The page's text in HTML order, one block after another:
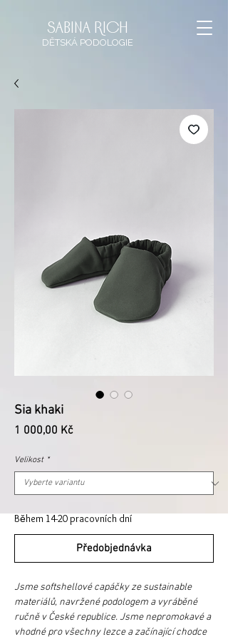
sabina rich
DĚTSKÁ PODOLOGIE
Sia khaki
1 000,00 KčCena
Velikost *
Během 14-20 pracovních dní
Předobjednávka
Jsme softshellové capáčky ze sustainable
materiálů, navržené podologem a vyráběné
ručně v České republice. Jsme nepromokavé a
vhodné pro všechny lezce a začínající chodce